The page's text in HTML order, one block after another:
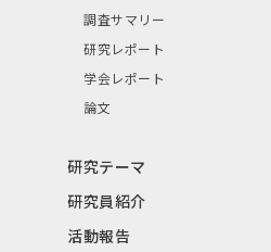
調査サマリー
研究レポート
学会レポート
論文
研究テーマ
研究員紹介
活動報告